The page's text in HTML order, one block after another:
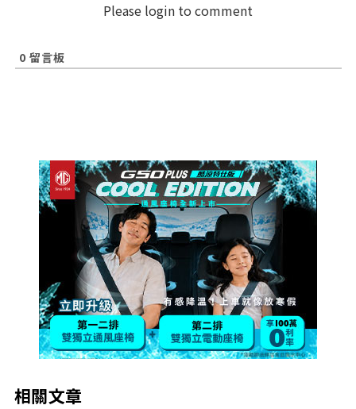
Please login to comment
0 留言板
相關文章